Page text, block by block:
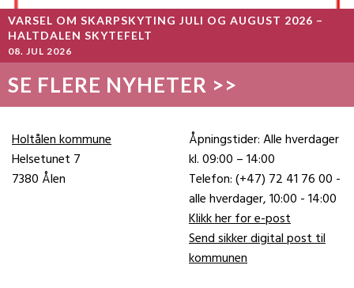
VARSEL OM SKARPSKYTING JULI OG AUGUST 2026 –
HALTDALEN SKYTEFELT
08. JUL 2026
SE FLERE NYHETER >>
Holtålen kommune
Helsetunet 7
7380 Ålen
Åpningstider: Alle hverdager
kl. 09:00 – 14:00
Telefon: (+47) 72 41 76 00 -
alle hverdager, 10:00 - 14:00
Klikk her for e-post
Send sikker digital post til
kommunen